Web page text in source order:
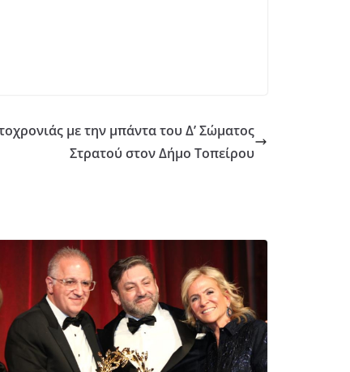
με την μπάντα του Δ’ Σώματος
Στρατού στον Δήμο Τοπείρου